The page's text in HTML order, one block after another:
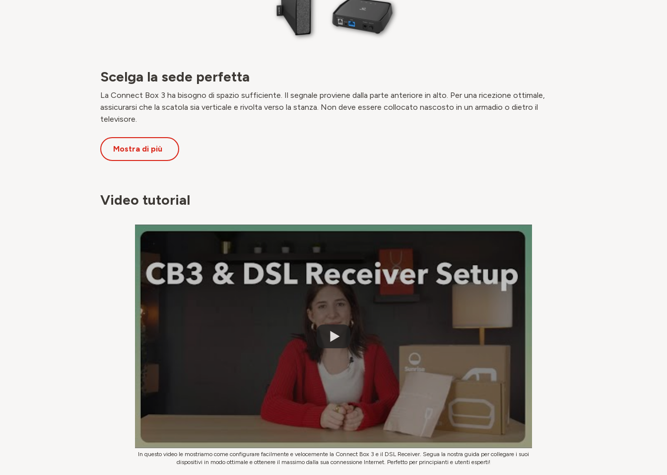
Scelga la sede perfetta
La Connect Box 3 ha bisogno di spazio sufficiente. Il segnale proviene dalla parte anteriore in alto. Per una ricezione ottimale,
assicurarsi che la scatola sia verticale e rivolta verso la stanza. Non deve essere collocato nascosto in un armadio o dietro il
televisore.
Mostra di più
Video tutorial
In questo video le mostriamo come configurare facilmente e velocemente la Connect Box 3 e il DSL Receiver. Segua la nostra guida per collegare i suoi
dispositivi in modo ottimale e ottenere il massimo dalla sua connessione Internet. Perfetto per principianti e utenti esperti!